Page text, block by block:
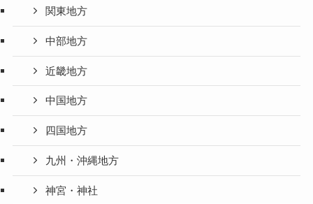
関東地方
中部地方
近畿地方
中国地方
四国地方
九州・沖縄地方
神宮・神社